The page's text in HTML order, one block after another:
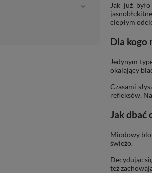
Jak już
ciepłym
Dla kogo
Jedynym
okalający
Czasami
refleksów.
Jak dbać
Miodowy
świeżo.
Decydując
też